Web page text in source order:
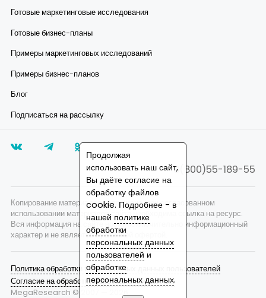
Готовые маркетинговые исследования
Готовые бизнес-планы
Примеры маркетинговых исследований
Примеры бизнес-планов
Блог
Подписаться на рассылку
8(800)55-189-55
Политика обработки персональных данных пользователей
Согласие на обработку персональных данных
MegaResearch © 2007 —
Копирование материалов запрещено, при согласованном
использовании материалов сайта необходима ссылка на ресурс.
Вся информация на сайте носит исключительно информационный
характер и не является публичной офертой.
Продолжая
использовать наш сайт,
Вы даёте согласие на
обработку файлов
cookie. Подробнее - в
нашей политике
обработки
персональных данных
пользователей и
обработке
персональных данных.